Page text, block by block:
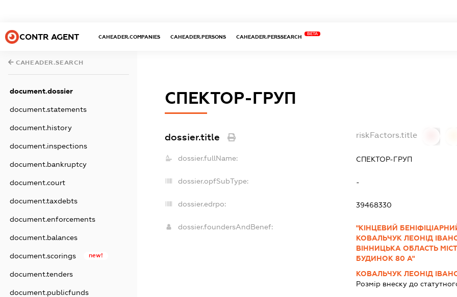
CONTR AGENT CAHEADER.COMPANIES CAHEADER.PERSONS CAHEADER.PERSSEARCH
BETA
CAHEADER.SEARCH
document.dossier
document.statements
document.history
document.inspections
document.bankruptcy
document.court
document.taxdebts
document.enforcements
document.balances
document.scorings new!
document.tenders
document.publicfunds
СПЕКТОР-ГРУП
dossier.title riskFactors.title
dossier.fullName: СПЕКТОР-ГРУП
dossier.opfSubType: -
dossier.edrpo: 39468330
dossier.foundersAndBenef:
"КІНЦЕВИЙ
КОВАЛЬЧУК ЛЕОНІД
ВІННИЦЬКА ОБЛАСТЬ
БУДИНОК 80 А"
КОВАЛЬЧУК ЛЕОНІД
Розмір внеску до